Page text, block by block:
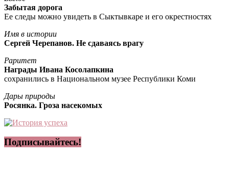
Забытая дорога
Ее следы можно увидеть в Сыктывкаре и его окрестностях
Имя в истории
Сергей Черепанов. Не сдаваясь врагу
Раритет
Награды Ивана Косолапкина
сохранились в Национальном музее Республики Коми
Дары природы
Росянка. Гроза насекомых
Подписывайтесь!